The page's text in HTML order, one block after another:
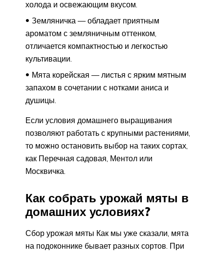
холода и освежающим вкусом.
Земляничка — обладает приятным
ароматом с земляничным оттенком,
отличается компактностью и легкостью
культивации.
Мята корейская — листья с ярким мятным
запахом в сочетании с нотками аниса и
душицы.
Если условия домашнего выращивания
позволяют работать с крупными растениями,
то можно остановить выбор на таких сортах,
как Перечная садовая, Ментол или
Москвичка.
Как собрать урожай мяты в
домашних условиях?
Сбор урожая мяты Как мы уже сказали, мята
на подоконнике бывает разных сортов. При